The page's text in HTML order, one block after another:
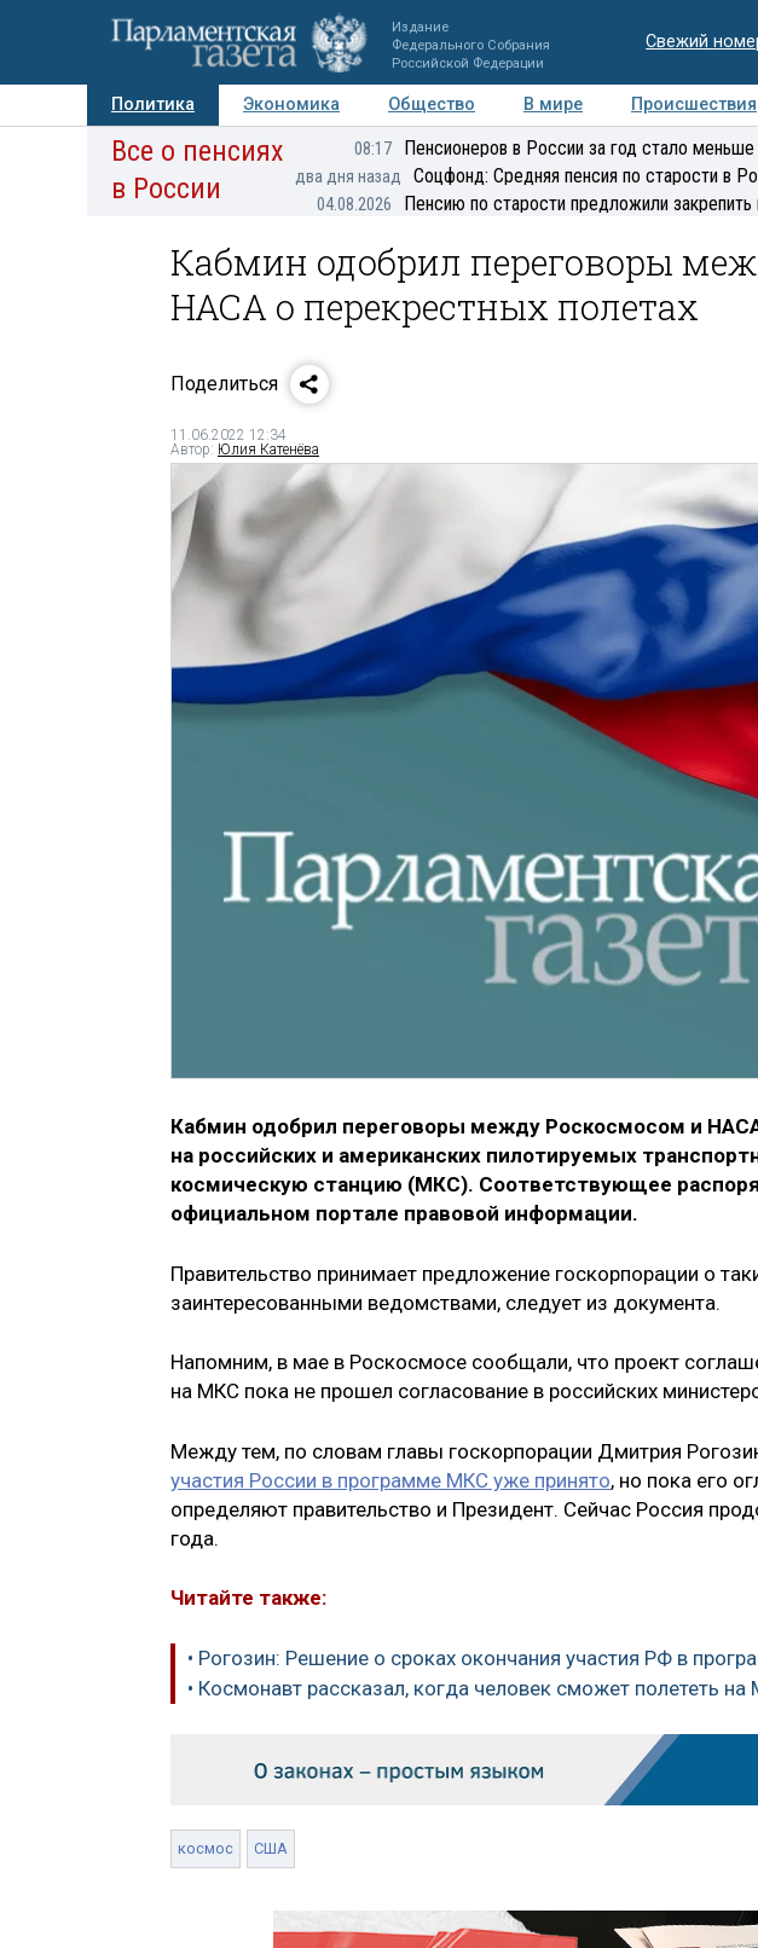
Издание
Федерального Собрания
Российской Федерации
Свежий
Политика Экономика Общество В мире Происшествия
Авторы Персоны Мнения Регионы Медиацентр
Все о пенсиях
в России
08:17 Пенсионеров в России за год стало
два дня назад Соцфонд: Средняя пенсия по старости в
04.08.2026 Пенсию по старости предложили
Кабмин одобрил переговоры
НАСА о перекрестных полетах
Поделиться
11.06.2022 12:34
Автор: Юлия Катенёва
Кабмин одобрил переговоры между Роскосмосом и
на российских и американских пилотируемых
космическую станцию (МКС). Соответствующее
официальном портале правовой информации.
Правительство принимает предложение госкорпорации о
заинтересованными ведомствами, следует из документа.
Напомним, в мае в Роскосмосе сообщали, что проект
на МКС пока не прошел согласование в российских
Между тем, по словам главы госкорпорации Дмитрия
участия России в программе МКС уже принято, но пока его
определяют правительство и Президент. Сейчас Россия
года.
Читайте также:
• Рогозин: Решение о сроках окончания участия РФ в
• Космонавт рассказал, когда человек сможет полететь на
космос США